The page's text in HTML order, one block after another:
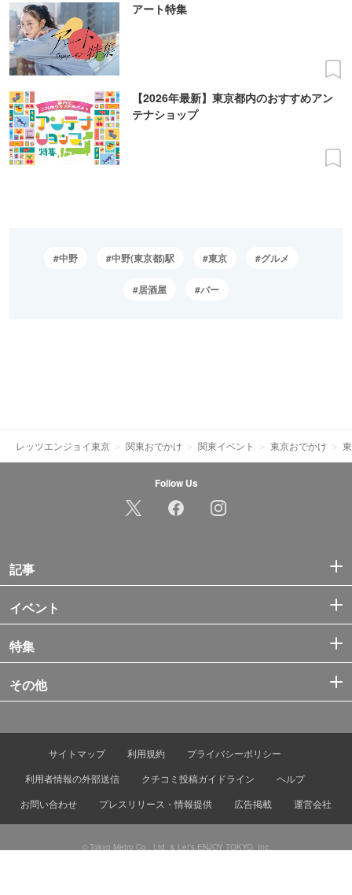
アート特集
【2026年最新】東京都内のおすすめアン
テナショップ
中野 中野(東京都)駅 東京 グルメ
居酒屋 バー
レッツエンジョイ東京 関東おでかけ 関東イベント 東京おでかけ
Follow Us
記事
イベント
特集
その他
サイトマップ 利用規約
プライバシーポリシー
利用者情報の外部送信
クチコミ投稿ガイドライン
ヘルプ
お問い合わせ
プレスリリース・情報提供 広告掲載 運営会社
© Tokyo Metro Co., Ltd. & Let’s ENJOY TOKYO, Inc.